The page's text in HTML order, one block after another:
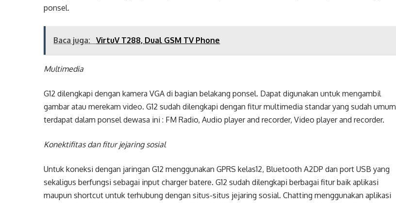
ponsel.
Baca juga: VirtuV T288, Dual GSM TV Phone
Multimedia
G12 dilengkapi dengan kamera VGA di bagian belakang ponsel. Dapat digunakan untuk mengambil
gambar atau merekam video. G12 sudah dilengkapi dengan fitur multimedia standar yang sudah umum
terdapat dalam ponsel dewasa ini : FM Radio, Audio player and recorder, Video player and recorder.
Konektifitas dan fitur jejaring sosial
Untuk koneksi dengan jaringan G12 menggunakan GPRS kelas12, Bluetooth A2DP dan port USB yang
sekaligus berfungsi sebagai input charger batere. G12 sudah dilengkapi berbagai fitur baik aplikasi
maupun shortcut untuk terhubung dengan situs-situs jejaring sosial. Chatting menggunakan aplikasi